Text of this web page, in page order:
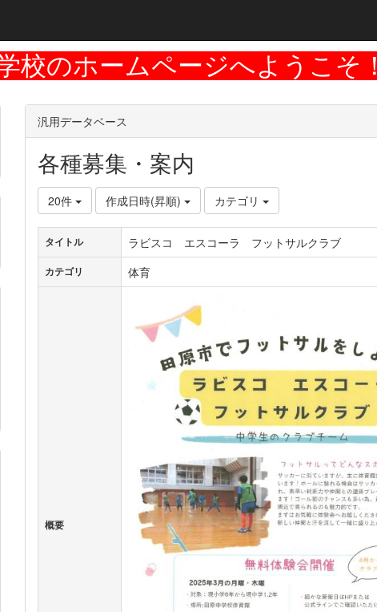
校のホームページへようこそ！
汎用データベース
各種募集・案内
20件 作成日時(昇順) カテゴリ
タイトル ラビスコ エスコーラ フットサルクラブ
カテゴリ 体育
概要